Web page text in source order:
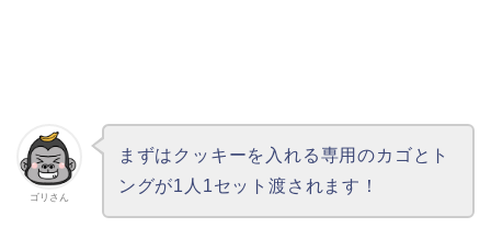
ゴリさん
まずはクッキーを入れる専用のカゴとト
ングが1人1セット渡されます！